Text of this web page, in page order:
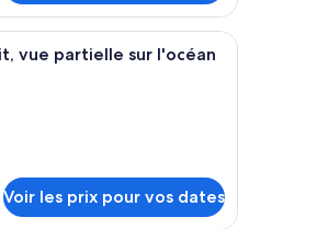
des lampes, une plante en pot et une
Une chambre à coucher bien aménagée,
vue partielle sur l'océan
Voir les prix pour vos dates